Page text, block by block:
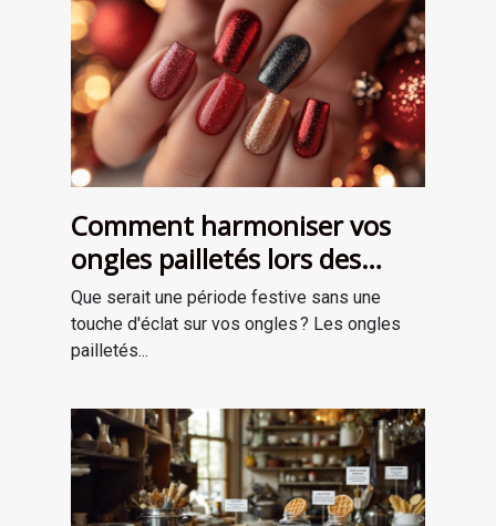
Comment harmoniser vos
ongles pailletés lors des
fêtes ?
Que serait une période festive sans une
touche d'éclat sur vos ongles ? Les ongles
pailletés...